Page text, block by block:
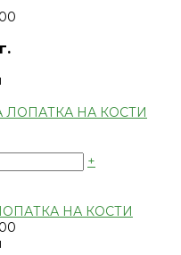
+
НА КОСТИ